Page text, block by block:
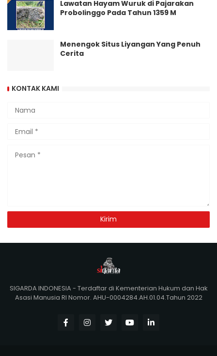
Lawatan Hayam Wuruk di Pajarakan
Probolinggo Pada Tahun 1359 M
Menengok Situs Liyangan Yang Penuh
Cerita
KONTAK KAMI
SIGARDA INDONESIA - Terdaftar di Kementerian Hukum dan Hak
Asasi Manusia RI Nomor. AHU-0004284.AH.01.04.Tahun 2022